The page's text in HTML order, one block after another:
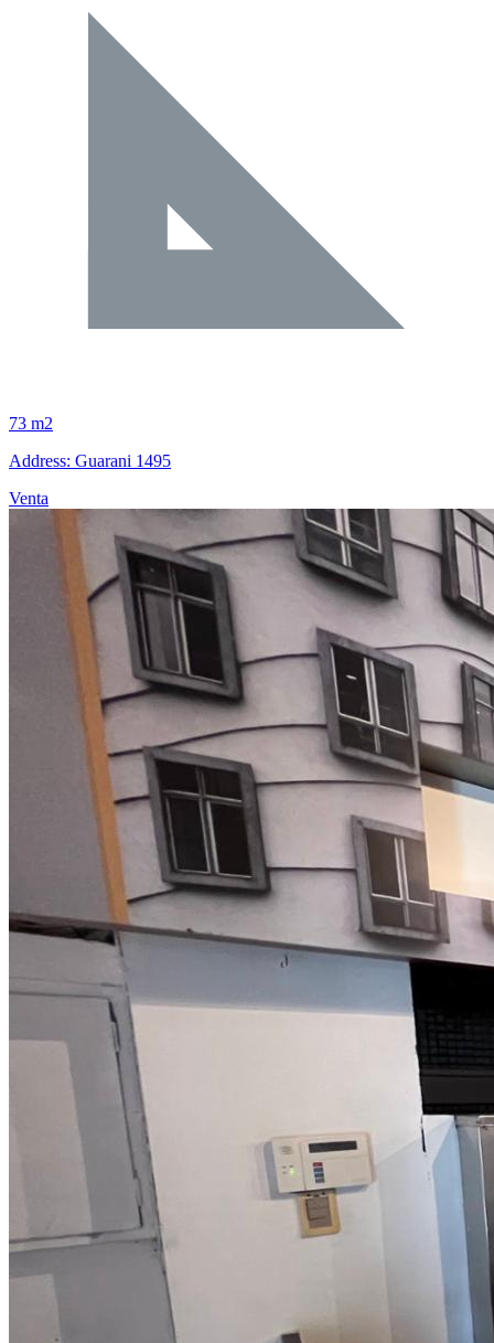
73 m2
Address: Guarani 1495
Venta